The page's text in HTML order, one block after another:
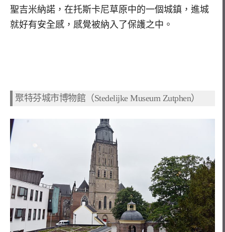
聖吉米納諾，在托斯卡尼草原中的一個城鎮，進城
就好有安全感，感覺被納入了保護之中。
聚特芬城市博物館（Stedelijke Museum Zutphen）